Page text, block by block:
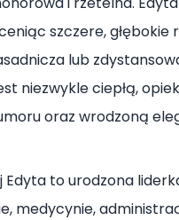
szczere,
lub
niezwykle ciepłą,
oraz wrodzoną
to urodzona
medycynie,